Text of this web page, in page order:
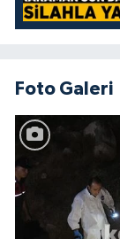
Foto Galeri